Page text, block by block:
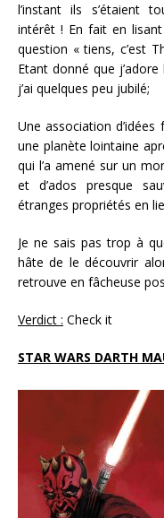
l’instant ils s’étaient
intérêt ! En fait en
question « tiens, c’est
Etant donné que
j’ai quelques peu jubilé;
Une association
une planète lointaine
qui l’a amené sur un
et d’ados presque
étranges propriétés en
Je ne sais pas trop à
hâte de le découvrir
retrouve en fâcheuse
Verdict : Check it
STAR WARS DARTH